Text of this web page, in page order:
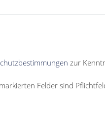
zur
Felder sind